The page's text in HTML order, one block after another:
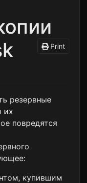
Print
резервные
их
повредятся
купившим